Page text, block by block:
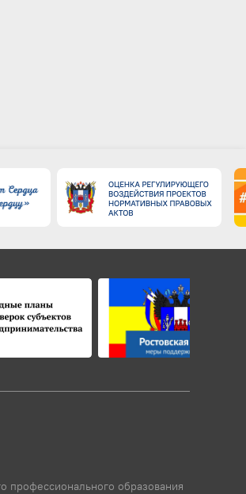
профессионального образования